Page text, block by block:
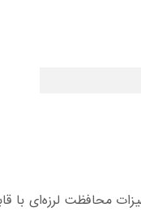
محافظت لرزه‌ای با